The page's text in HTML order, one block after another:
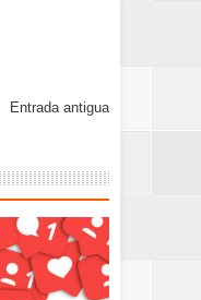
Entrada antigua